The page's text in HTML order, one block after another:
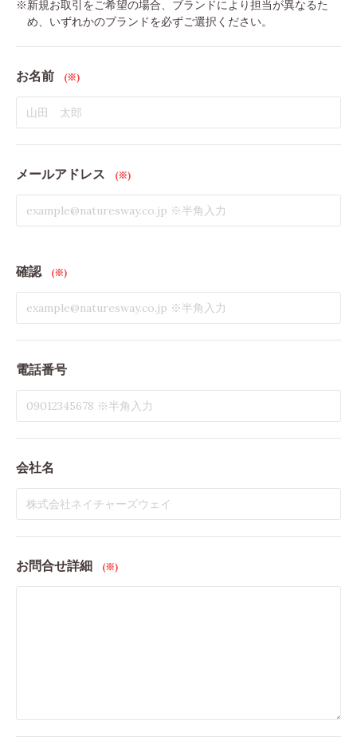
※新規お取引をご希望の場合、ブランドにより担当が異なるた
め、 いずれかのブランドを必ずご選択ください。
お名前 (※)
メールアドレス (※)
確認 (※)
電話番号
会社名
お問合せ詳細 (※)